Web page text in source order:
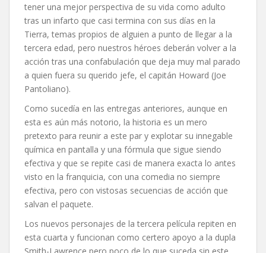
tener una mejor perspectiva de su vida como adulto
tras un infarto que casi termina con sus días en la
Tierra, temas propios de alguien a punto de llegar a la
tercera edad, pero nuestros héroes deberán volver a la
acción tras una confabulación que deja muy mal parado
a quien fuera su querido jefe, el capitán Howard (Joe
Pantoliano).
Como sucedía en las entregas anteriores, aunque en
esta es aún más notorio, la historia es un mero
pretexto para reunir a este par y explotar su innegable
química en pantalla y una fórmula que sigue siendo
efectiva y que se repite casi de manera exacta lo antes
visto en la franquicia, con una comedia no siempre
efectiva, pero con vistosas secuencias de acción que
salvan el paquete.
Los nuevos personajes de la tercera película repiten en
esta cuarta y funcionan como certero apoyo a la dupla